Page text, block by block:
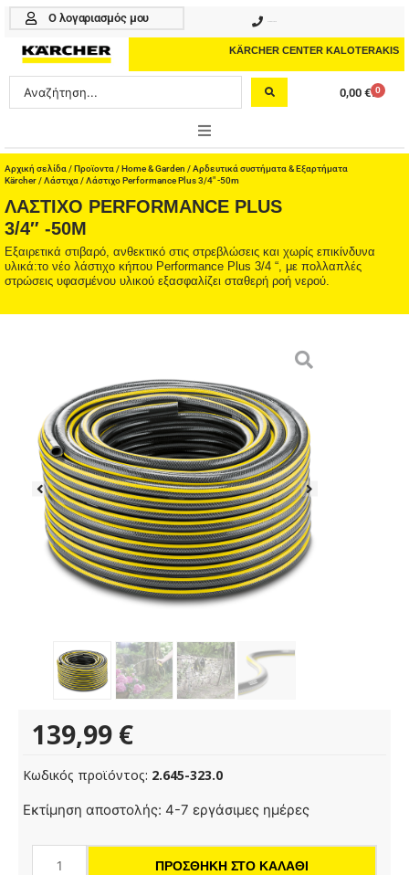
Μετάβαση
περιεχόμενο
Ο λογαριασμός μου
KÄRCHER CENTER KALOTERAKIS
Search
...
0,00 € 0
Cart
ONLINE SHOP
HOME & GARDEN
PROFESSIONAL
ΑΞΕΣΟΥΑΡ
Αρχική σελίδα /Προϊοντα /Home & Garden /Αρδευτικά συστήματα & Εξαρτήματα
Kärcher/Λάστιχα / Λάστιχο Performance Plus 3/4″ -50m
ΛΆΣΤΙΧΟ PERFORMANCE PLUS
3/4″ -50M
Εξαιρετικά στιβαρό, ανθεκτικό στις στρεβλώσεις και χωρίς επικίνδυνα
υλικά:το νέο λάστιχο κήπου Performance Plus 3/4 “, με πολλαπλές
στρώσεις υφασμένου υλικού εξασφαλίζει σταθερή ροή νερού.
139,99 €
Κωδικός προϊόντος: 2.645-323.0
Εκτίμηση αποστολής: 4-7 εργάσιμες ημέρες
Λάστιχο
ΠΡΟΣΘΉΚΗ ΣΤΟ ΚΑΛΆΘΙ